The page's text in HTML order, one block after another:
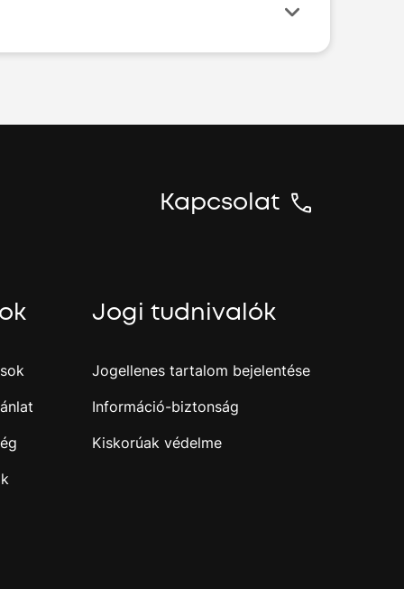
Kapcsolat
Jogi tudnivalók
Jogellenes tartalom bejelentése
Információ-biztonság
Kiskorúak védelme